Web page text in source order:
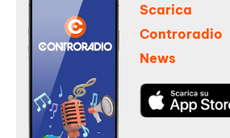
Scarica
Controradio
News